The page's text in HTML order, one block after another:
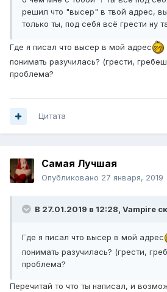
решил что "высер" в твой адрес,
только ты, под себя всё грести ну
Где я писал что высер в мой адрес
понимать разучилась? (грести,
проблема?
Цитата
Самая Лучшая
Опубликовано 27 января, 2019
В 27.01.2019 в 12:28, Vampirе
Где я писал что высер в мой адрес
понимать разучилась? (грести,
проблема?
Перечитай то что ты написал, и